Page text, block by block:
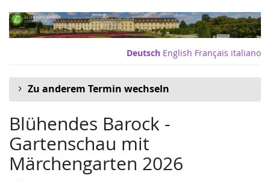
Zum
Haupt-
Inhalt
Deutsch English Français italiano
Zu anderem Termin wechseln
Blühendes Barock -
Gartenschau mit
Märchengarten 2026